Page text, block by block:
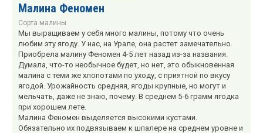
Малина Феномен
Сорта малины
Мы выращиваем у себя много малины, потому что очень
любим эту ягоду. У нас, на Урале, она растет замечательно.
Приобрела малину Феномен 4-5 лет назад из-за названия.
Думала, что-то необычное будет, но нет, это обыкновенная
малина с теми же хлопотами по уходу, с приятной по вкусу
ягодой. Урожайность средняя, ягоды крупные, но могут и
мельчать, даже не знаю, почему. В среднем 5-6 грамм ягодка
при хорошем лете.
Малина Феномен выделяется высокими кустами.
Обязательно их подвязываем к шпалере на среднем уровне и